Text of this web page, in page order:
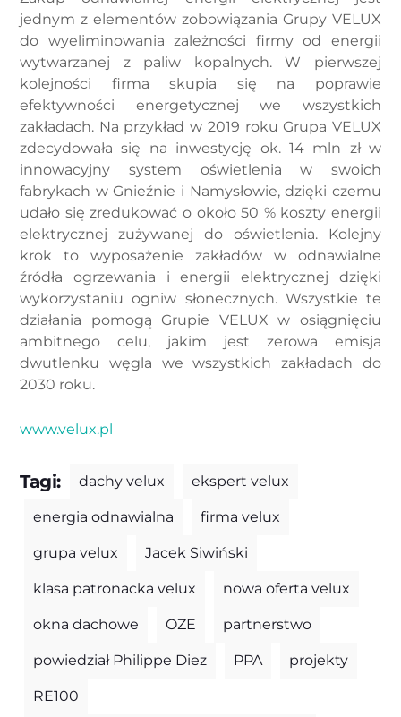
jednym z elementów zobowiązania Grupy VELUX
do wyeliminowania zależności firmy od energii
wytwarzanej z paliw kopalnych. W pierwszej
kolejności firma skupia się na poprawie
efektywności energetycznej we wszystkich
zakładach. Na przykład w 2019 roku Grupa VELUX
zdecydowała się na inwestycję ok. 14 mln zł w
innowacyjny system oświetlenia w swoich
fabrykach w Gnieźnie i Namysłowie, dzięki czemu
udało się zredukować o około 50 % koszty energii
elektrycznej zużywanej do oświetlenia. Kolejny
krok to wyposażenie zakładów w odnawialne
źródła ogrzewania i energii elektrycznej dzięki
wykorzystaniu ogniw słonecznych. Wszystkie te
działania pomogą Grupie VELUX w osiągnięciu
ambitnego celu, jakim jest zerowa emisja
dwutlenku węgla we wszystkich zakładach do
2030 roku.
www.velux.pl
Tagi: dachy velux ekspert velux
energia odnawialna firma velux
grupa velux Jacek Siwiński
klasa patronacka velux nowa oferta velux
okna dachowe OZE partnerstwo
powiedział Philippe Diez PPA projekty
RE100